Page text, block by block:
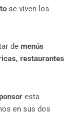
se viven los
de menús
restaurantes
esta
en sus dos